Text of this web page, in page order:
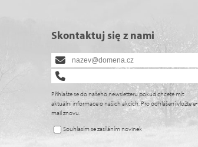
Skontaktuj się z nami
Přihlašte se do našeho newsletteru pokud chcete mít
aktuální informace o našich akcích. Pro odhlášení vložte e-
mail znovu.
Souhlasím se zasíláním novinek